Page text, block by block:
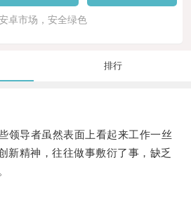
卓市场，安全绿色
排行
导者虽然表面上看起来工作一丝
新精神，往往做事敷衍了事，缺乏